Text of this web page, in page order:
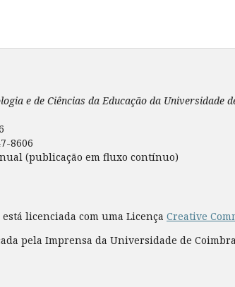
e de Ciências da Educação da Universidade
8606
(publicação em fluxo contínuo)
está licenciada com uma Licença Creative
pela Imprensa da Universidade de